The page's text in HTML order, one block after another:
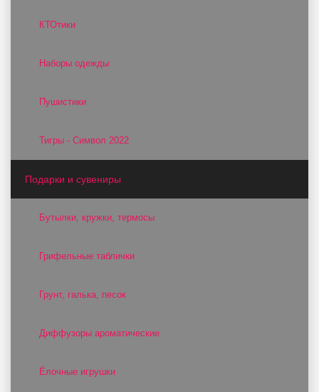
КТОтики
Наборы одежды
Пушистики
Тигры - Символ 2022
Подарки и сувениры
Бутылки, кружки, термосы
Грифельные таблички
Грунт, галька, песок
Диффузоры ароматические
Ёлочные игрушки